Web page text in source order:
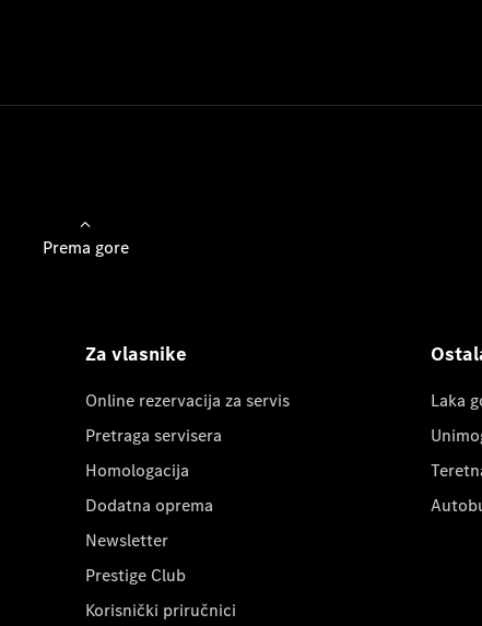
Prema gore
Za vlasnike
Online rezervacija za servis
Pretraga servisera
Homologacija
Dodatna oprema
Newsletter
Prestige Club
Korisnički priručnici
Laka